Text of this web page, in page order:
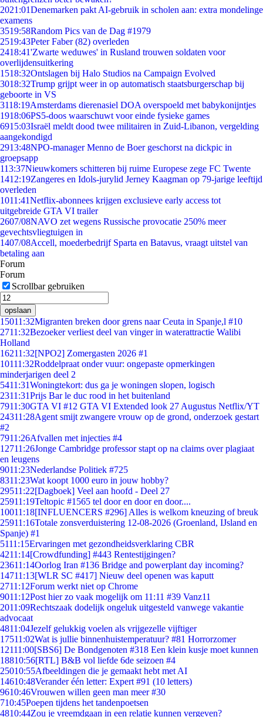
2021:01Denemarken pakt AI-gebruik in scholen aan: extra mondelinge
examens
3519:58Random Pics van de Dag #1979
2519:43Peter Faber (82) overleden
2418:41'Zwarte weduwes' in Rusland trouwen soldaten voor
overlijdensuitkering
1518:32Ontslagen bij Halo Studios na Campaign Evolved
3018:32Trump grijpt weer in op automatisch staatsburgerschap bij
geboorte in VS
3118:19Amsterdams dierenasiel DOA overspoeld met babykonijntjes
1918:06PS5-doos waarschuwt voor einde fysieke games
6915:03Israël meldt dood twee militairen in Zuid-Libanon, vergelding
aangekondigd
2913:48NPO-manager Menno de Boer geschorst na dickpic in
groepsapp
113:37Nieuwkomers schitteren bij ruime Europese zege FC Twente
1412:19Zangeres en Idols-jurylid Jerney Kaagman op 79-jarige leeftijd
overleden
1011:41Netflix-abonnees krijgen exclusieve early access tot
uitgebreide GTA VI trailer
2607/08NAVO zet wegens Russische provocatie 250% meer
gevechtsvliegtuigen in
1407/08Accell, moederbedrijf Sparta en Batavus, vraagt uitstel van
betaling aan
Forum
Forum
Scrollbar gebruiken
opslaan
15011:32Migranten breken door grens naar Ceuta in Spanje,l #10
2711:32Bezoeker verliest deel van vinger in waterattractie Walibi
Holland
16211:32[NPO2] Zomergasten 2026 #1
10111:32Roddelpraat onder vuur: ongepaste opmerkingen
minderjarigen deel 2
5411:31Woningtekort: dus ga je woningen slopen, logisch
2311:31Prijs Bar le duc rood in het buitenland
7911:30GTA VI #12 GTA VI Extended look 27 Augustus Netflix/YT
24311:28Agent smijt zwangere vrouw op de grond, onderzoek gestart
#2
7911:26Afvallen met injecties #4
12711:26Jonge Cambridge professor stapt op na claims over plagiaat
en leugens
9011:23Nederlandse Politiek #725
8311:23Wat koopt 1000 euro in jouw hobby?
29511:22[Dagboek] Veel aan hoofd - Deel 27
25911:19Teltopic #1565 tel door en door en door....
10011:18[INFLUENCERS #296] Alles is welkom kneuzing of breuk
25911:16Totale zonsverduistering 12-08-2026 (Groenland, IJsland en
Spanje) #1
5111:15Ervaringen met gezondheidsverklaring CBR
4211:14[Crowdfunding] #443 Rentestijgingen?
23611:14Oorlog Iran #136 Bridge and powerplant day incoming?
14711:13[WLR SC #417] Nieuw deel openen was kaputt
2711:12Forum werkt niet op Chrome
9011:12Post hier zo vaak mogelijk om 11:11 #39 Vanz11
2011:09Rechtszaak dodelijk ongeluk uitgesteld vanwege vakantie
advocaat
4811:04Jezelf gelukkig voelen als vrijgezelle vijftiger
17511:02Wat is jullie binnenhuistemperatuur? #81 Horrorzomer
12111:00[SBS6] De Bondgenoten #318 Een klein kusje moet kunnen
18810:56[RTL] B&B vol liefde 6de seizoen #4
25010:55Afbeeldingen die je gemaakt hebt met AI
14610:48Verander één letter: Expert #91 (10 letters)
9610:46Vrouwen willen geen man meer #30
710:45Poepen tijdens het tandenpoetsen
4810:44Zou je vreemdgaan in een relatie kunnen vergeven?